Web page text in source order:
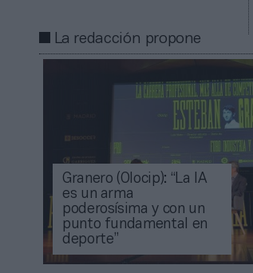
La redacción propone
Granero (Olocip): “La IA
es un arma
poderosísima y con un
punto fundamental en
deporte”